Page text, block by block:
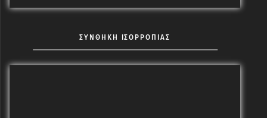
ΣΥΝΘΗΚΗ ΙΣΟΡΡΟΠΙΑΣ